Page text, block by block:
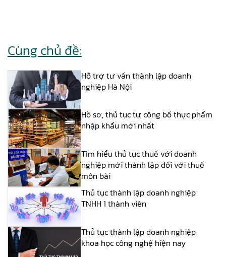
Cùng chủ đề:
Hỗ trợ tư vấn thành lập doanh
nghiệp Hà Nội
Hồ sơ, thủ tục tự công bố thực phẩm
nhập khẩu mới nhất
Tìm hiểu thủ tục thuế với doanh
nghiệp mới thành lập đối với thuế
môn bài
Thủ tục thành lập doanh nghiệp
TNHH 1 thành viên
Thủ tục thành lập doanh nghiệp
khoa học công nghệ hiện nay